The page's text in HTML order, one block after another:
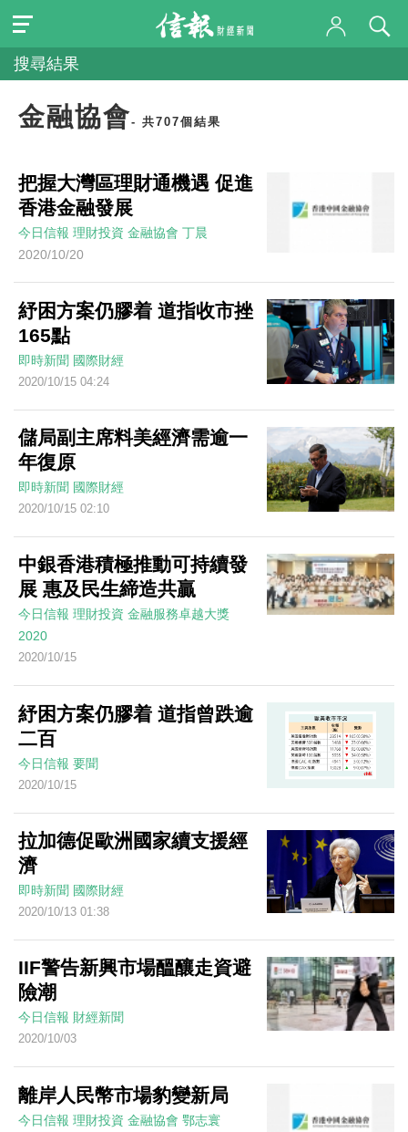
搜尋結果
金融協會- 共707個結果
把握大灣區理財通機遇 促進
香港金融發展
今日信報 理財投資 金融協會 丁晨
2020/10/20
紓困方案仍膠着 道指收市挫
165點
即時新聞 國際財經
2020/10/15 04:24
儲局副主席料美經濟需逾一
年復原
即時新聞 國際財經
2020/10/15 02:10
中銀香港積極推動可持續發
展 惠及民生締造共贏
今日信報 理財投資 金融服務卓越大獎
2020
2020/10/15
紓困方案仍膠着 道指曾跌逾
二百
今日信報 要聞
2020/10/15
拉加德促歐洲國家續支援經
濟
即時新聞 國際財經
2020/10/13 01:38
IIF警告新興市場醞釀走資避
險潮
今日信報 財經新聞
2020/10/03
離岸人民幣市場豹變新局
今日信報 理財投資 金融協會 鄂志寰